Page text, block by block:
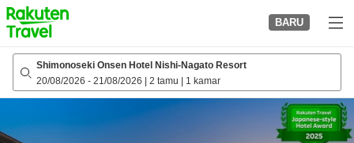
to
top
page
BARU
Shimonoseki Onsen Hotel Nishi-Nagato Resort
20/08/2026 - 21/08/2026 2 tamu 1 kamar